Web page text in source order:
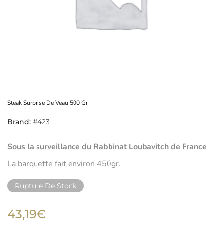
Steak Surprise De Veau 500 Gr
Brand: #423
Sous la surveillance du Rabbinat Loubavitch de France
La barquette fait environ 450gr.
Rupture De Stock
43,19€